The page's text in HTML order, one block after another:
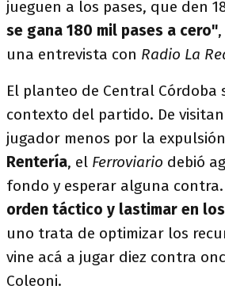
jueguen a los pases, que den
se gana 180 mil pases a cero"
una entrevista con Radio La
El planteo de Central Córdoba
contexto del partido. De
jugador menos por la
Rentería, el Ferroviario debió
fondo y esperar alguna contra.
orden táctico y lastimar en
uno trata de optimizar los
vine acá a jugar diez contra
Coleoni.